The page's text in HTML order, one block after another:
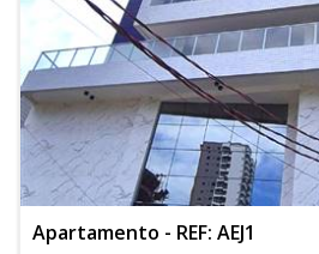
Apartamento - REF: AEJ1